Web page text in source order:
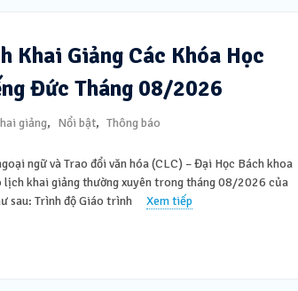
Khai Giảng Các Khóa Học
Đức Tháng 08/2026
giảng, Nổi bật, Thông báo
ngữ và Trao đổi văn hóa (CLC) – Đại Học Bách khoa
lịch khai giảng thường xuyên trong tháng 08/2026 của
sau: Trình độ Giáo trình
Xem tiếp